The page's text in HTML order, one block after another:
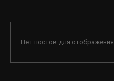
Нет постов для отображения